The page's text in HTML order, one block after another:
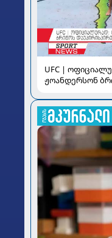
UFC |
ჟოანდერსონ